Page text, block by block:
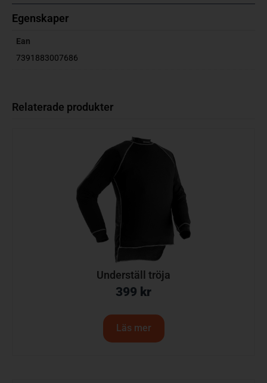
Egenskaper
Ean
7391883007686
Relaterade produkter
Underställ tröja
399 kr
Läs mer